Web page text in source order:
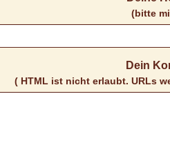
(bitte
Dein
( HTML ist nicht erlaubt. URLs